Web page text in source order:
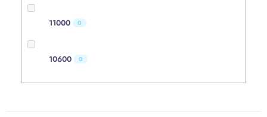
11000 0
10600 0